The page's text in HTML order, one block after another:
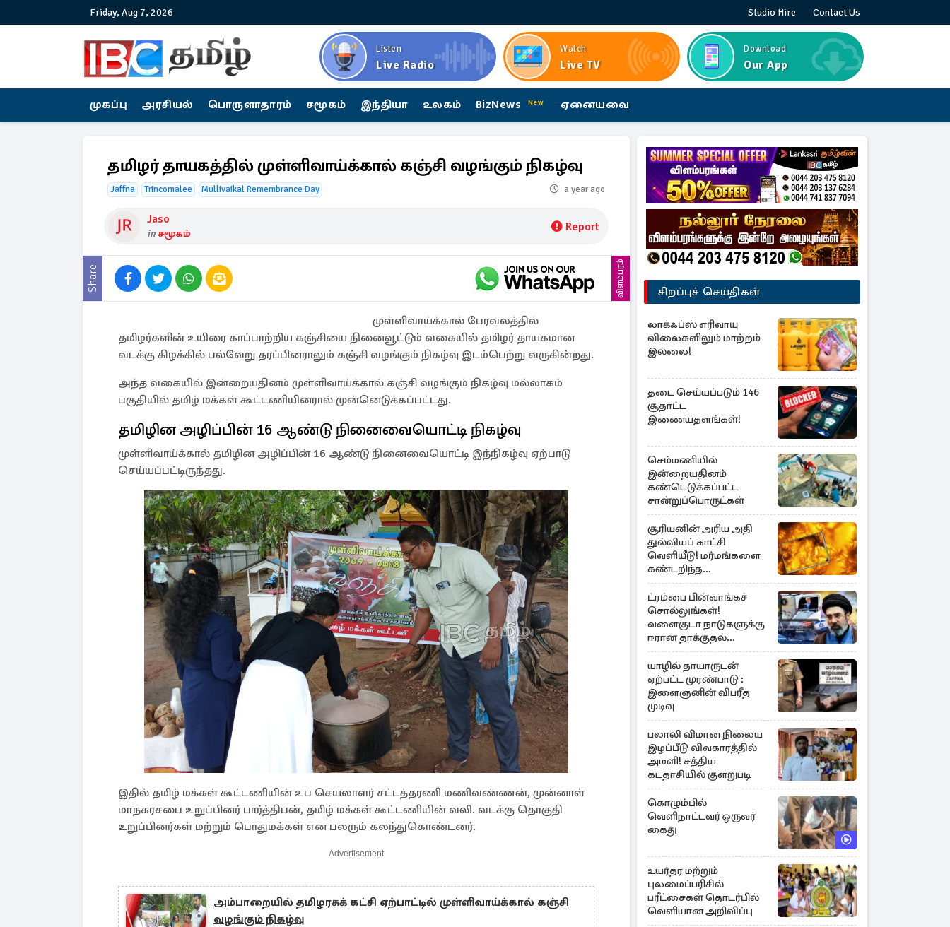
Friday, Aug 7, 2026 Studio Hire Contact Us
Listen
Live Radio
Watch
Live TV
Download
Our App
முகப்பு அரசியல் பொருளாதாரம் சமூகம் இந்தியா உலகம் BizNews New ஏனையவை
தமிழர் தாயகத்தில் முள்ளிவாய்க்கால் கஞ்சி வழங்கும் நிகழ்வு
Jaffna Trincomalee Mullivaikal Remembrance Day a year ago
Jaso
in சமூகம் Report
Share விளம்பரம்
முள்ளிவாய்க்கால் பேரவலத்தில்
தமிழர்களின் உயிரை காப்பாற்றிய கஞ்சியை நினைவூட்டும் வகையில் தமிழர் தாயகமான
வடக்கு கிழக்கில் பல்வேறு தரப்பினராலும் கஞ்சி வழங்கும் நிகழ்வு இடம்பெற்று வருகின்றது.
அந்த வகையில் இன்றையதினம் முள்ளிவாய்க்கால் கஞ்சி வழங்கும் நிகழ்வு மல்லாகம்
பகுதியில் தமிழ் மக்கள் கூட்டணியினரால் முன்னெடுக்கப்பட்டது.
தமிழின அழிப்பின் 16 ஆண்டு நினைவையொட்டி நிகழ்வு
முள்ளிவாய்க்கால் தமிழின அழிப்பின் 16 ஆண்டு நினைவையொட்டி இந்நிகழ்வு ஏற்பாடு
செய்யப்பட்டிருந்தது.
இதில் தமிழ் மக்கள் கூட்டணியின் உப செயலாளர் சட்டத்தரணி மணிவண்ணன், முன்னாள்
மாநகரசபை உறுப்பினர் பார்த்திபன், தமிழ் மக்கள் கூட்டணியின் வலி. வடக்கு தொகுதி
உறுப்பினர்கள் மற்றும் பொதுமக்கள் என பலரும் கலந்துகொண்டனர்.
Advertisement
அம்பாறையில் தமிழரசுக் கட்சி ஏற்பாட்டில் முள்ளிவாய்க்கால் கஞ்சி
வழங்கும் நிகழ்வு
சிறப்புச் செய்திகள்
லாக்ஃப்ஸ் எரிவாயு
விலைகளிலும் மாற்றம்
இல்லை!
தடை செய்யப்படும் 146
சூதாட்ட
இணையதளங்கள்!
செம்மணியில்
இன்றையதினம்
கண்டெடுக்கப்பட்ட
சான்றுப்பொருட்கள்
சூரியனின் அரிய அதி
துல்லியப் காட்சி
வெளியீடு! மர்மங்களை
கண்டறிந்த
விஞ்ஞானிகள்
ட்ரம்பை பின்வாங்கச்
சொல்லுங்கள்!
வளைகுடா நாடுகளுக்கு
ஈரான் தாக்குதல்
எச்சரிக்கை
யாழில் தாயாருடன்
ஏற்பட்ட முரண்பாடு :
இளைஞனின் விபரீத
முடிவு
பலாலி விமான நிலைய
இழப்பீடு விவகாரத்தில்
அமளி! சத்திய
கடதாசியில் குளறுபடி
கொழும்பில்
வெளிநாட்டவர் ஒருவர்
கைது
உயர்தர மற்றும்
புலமைப்பரிசில்
பரீட்சைகள் தொடர்பில்
வெளியான அறிவிப்பு